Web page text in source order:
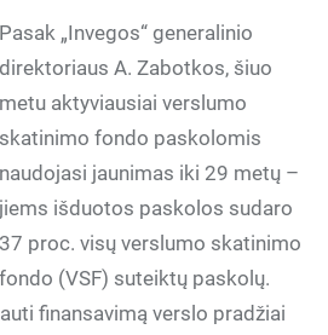
Pasak „Invegos“ generalinio
direktoriaus A. Zabotkos, šiuo
metu aktyviausiai verslumo
skatinimo fondo paskolomis
naudojasi jaunimas iki 29 metų –
jiems išduotos paskolos sudaro
37 proc. visų verslumo skatinimo
fondo (VSF) suteiktų paskolų.
finansavimą verslo pradžiai